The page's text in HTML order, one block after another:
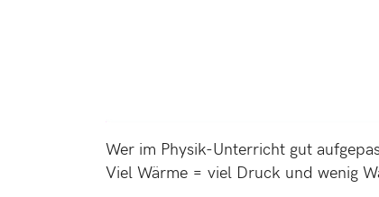
Wer im Physik-Unterricht gut
Viel Wärme = viel Druck und wenig